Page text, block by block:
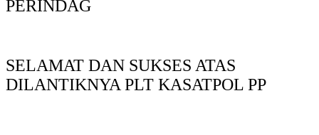
PERINDAG
SELAMAT DAN SUKSES ATAS
DILANTIKNYA PLT KASATPOL PP